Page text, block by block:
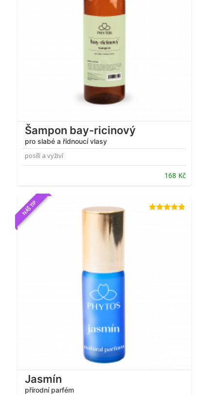
Šampon bay-ricinový
pro slabé a řídnoucí vlasy
posílí a vyživí
168 Kč
NÁŠ TIP
Jasmín
přírodní parfém